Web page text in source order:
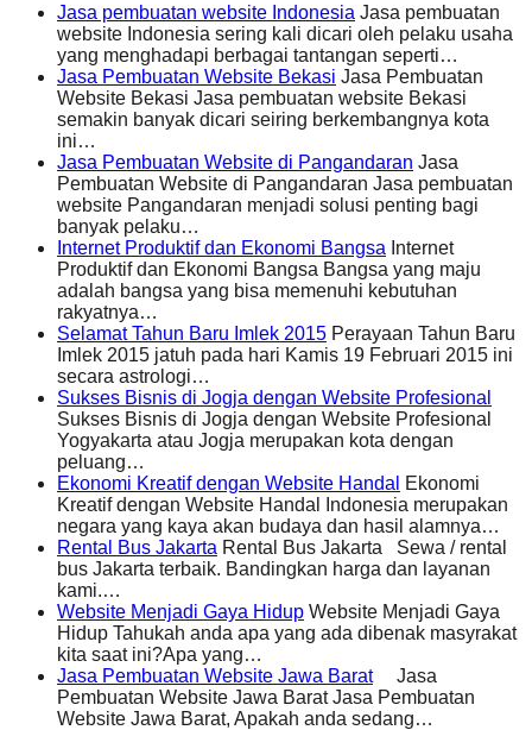
Jasa pembuatan website Indonesia Jasa pembuatan
website Indonesia sering kali dicari oleh pelaku usaha
yang menghadapi berbagai tantangan seperti…
Jasa Pembuatan Website Bekasi Jasa Pembuatan
Website Bekasi Jasa pembuatan website Bekasi
semakin banyak dicari seiring berkembangnya kota
ini…
Jasa Pembuatan Website di Pangandaran Jasa
Pembuatan Website di Pangandaran Jasa pembuatan
website Pangandaran menjadi solusi penting bagi
banyak pelaku…
Internet Produktif dan Ekonomi Bangsa Internet
Produktif dan Ekonomi Bangsa Bangsa yang maju
adalah bangsa yang bisa memenuhi kebutuhan
rakyatnya…
Selamat Tahun Baru Imlek 2015 Perayaan Tahun Baru
Imlek 2015 jatuh pada hari Kamis 19 Februari 2015 ini
secara astrologi…
Sukses Bisnis di Jogja dengan Website Profesional
Sukses Bisnis di Jogja dengan Website Profesional
Yogyakarta atau Jogja merupakan kota dengan
peluang…
Ekonomi Kreatif dengan Website Handal
Ekonomi
Kreatif dengan Website Handal Indonesia merupakan
negara yang kaya akan budaya dan hasil alamnya…
Rental Bus Jakarta Rental Bus Jakarta Sewa / rental
bus Jakarta terbaik. Bandingkan harga dan layanan
kami.…
Website Menjadi Gaya Hidup Website Menjadi Gaya
Hidup Tahukah anda apa yang ada dibenak masyrakat
kita saat ini?Apa yang…
Jasa Pembuatan Website Jawa BaratJasa
Pembuatan Website Jawa Barat Jasa Pembuatan
Website Jawa Barat, Apakah anda sedang…